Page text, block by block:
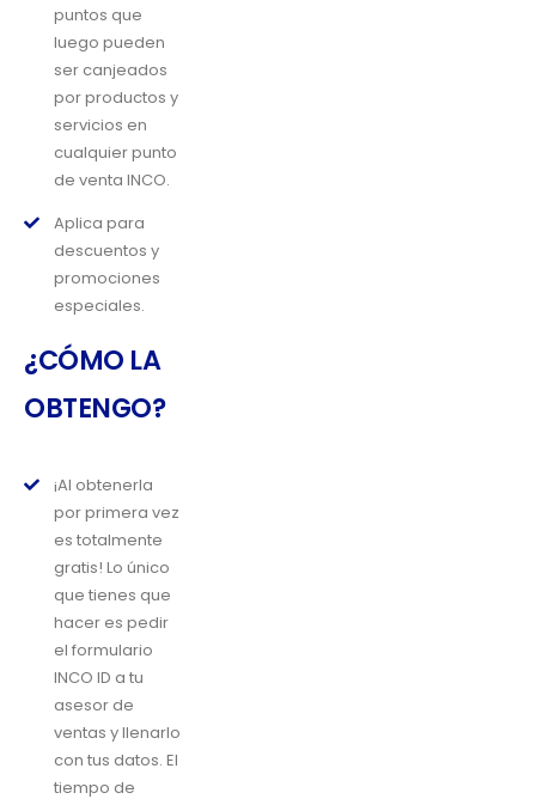
puntos que
luego pueden
ser canjeados
por productos y
servicios en
cualquier punto
de venta INCO.
Aplica para
descuentos y
promociones
especiales.
¿CÓMO LA
OBTENGO?
¡Al obtenerla
por primera vez
es totalmente
gratis! Lo único
que tienes que
hacer es pedir
el formulario
INCO ID a tu
asesor de
ventas y llenarlo
con tus datos. El
tiempo de